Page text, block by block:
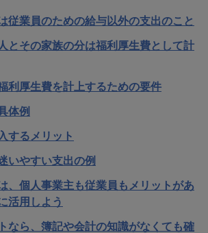
従業員のための給与以外の支出のこと
とその家族の分は福利厚生費として計
利厚生費を計上するための要件
体例
するメリット
いやすい支出の例
、個人事業主も従業員もメリットがあ
活用しよう
なら、簿記や会計の知識がなくても確